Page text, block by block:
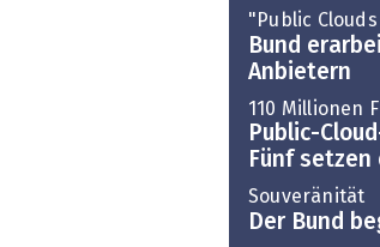
"Public
Bund
Anbietern
110 Millionen
Public-
Fünf setzen
Souveränität
Der Bund